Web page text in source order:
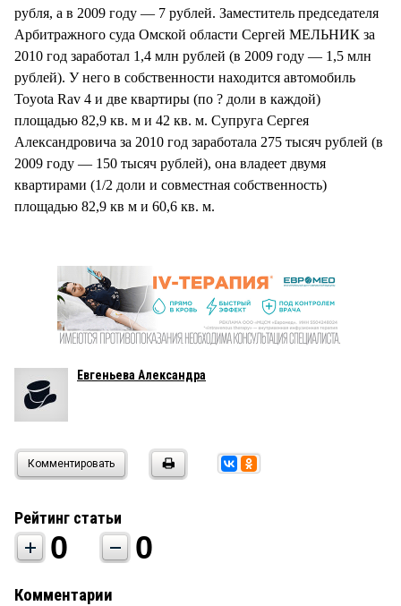
рубля, а в 2009 году — 7 рублей. Заместитель председателя
Арбитражного суда Омской области Сергей МЕЛЬНИК за
2010 год заработал 1,4 млн рублей (в 2009 году — 1,5 млн
рублей). У него в собственности находится автомобиль
Toyota Rav 4 и две квартиры (по ? доли в каждой)
площадью 82,9 кв. м и 42 кв. м. Супруга Сергея
Александровича за 2010 год заработала 275 тысяч рублей (в
2009 году — 150 тысяч рублей), она владеет двумя
квартирами (1/2 доли и совместная собственность)
площадью 82,9 кв м и 60,6 кв. м.
Евгеньева Александра
Комментировать
Рейтинг статьи
0 0
Комментарии